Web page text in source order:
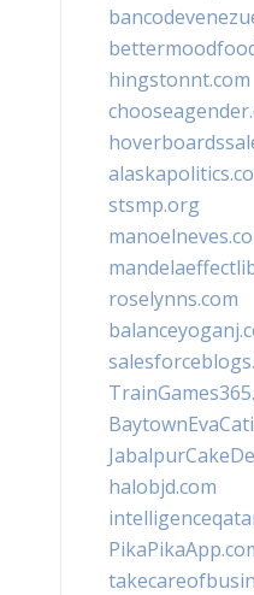
hingstonnt.com
stsmp.org
roselynns.com
halobjd.com